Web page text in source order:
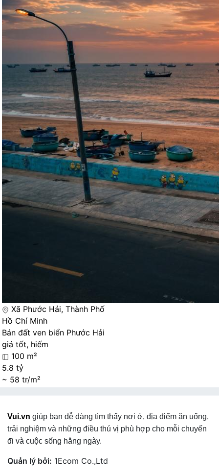
Xã Phước Hải, Thành Phố
Hồ Chí Minh
Bán đất ven biển Phước Hải
giá tốt, hiếm
100 m²
5.8 tỷ
~ 58 tr/m²
Vui.vn giúp bạn dễ dàng tìm thấy nơi ở, địa điểm ăn uống,
trải nghiệm và những điều thú vị phù hợp cho mỗi chuyến
đi và cuộc sống hằng ngày.
Quản lý bởi: 1Ecom Co.,Ltd